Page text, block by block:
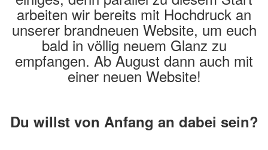
arbeiten wir bereits mit Hochdruck an
unserer brandneuen Website, um euch
bald in völlig neuem Glanz zu
empfangen. Ab August dann auch mit
einer neuen Website!
Du willst von Anfang an dabei sein?